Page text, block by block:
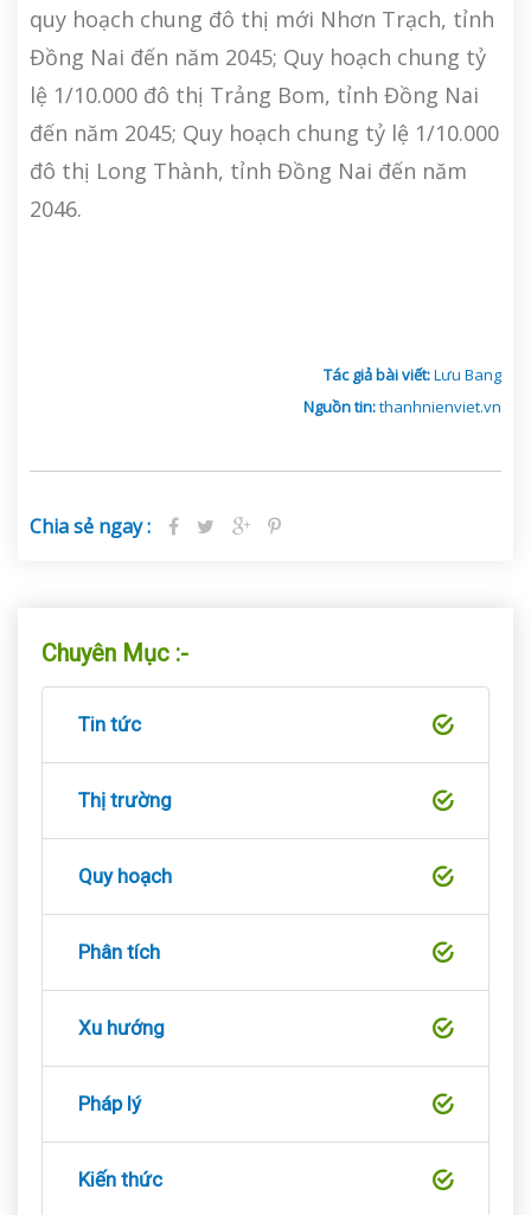
quy hoạch chung đô thị mới Nhơn Trạch, tỉnh
Đồng Nai đến năm 2045; Quy hoạch chung tỷ
lệ 1/10.000 đô thị Trảng Bom, tỉnh Đồng Nai
đến năm 2045; Quy hoạch chung tỷ lệ 1/10.000
đô thị Long Thành, tỉnh Đồng Nai đến năm
2046.
Tác giả bài viết:Lưu Bang
Nguồn tin:thanhnienviet.vn
Chia sẻ ngay :
Chuyên Mục :-
Tin tức
Thị trường
Quy hoạch
Phân tích
Xu hướng
Pháp lý
Kiến thức